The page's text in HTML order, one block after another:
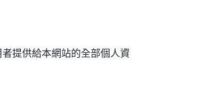
提供給本網站的全部個人資